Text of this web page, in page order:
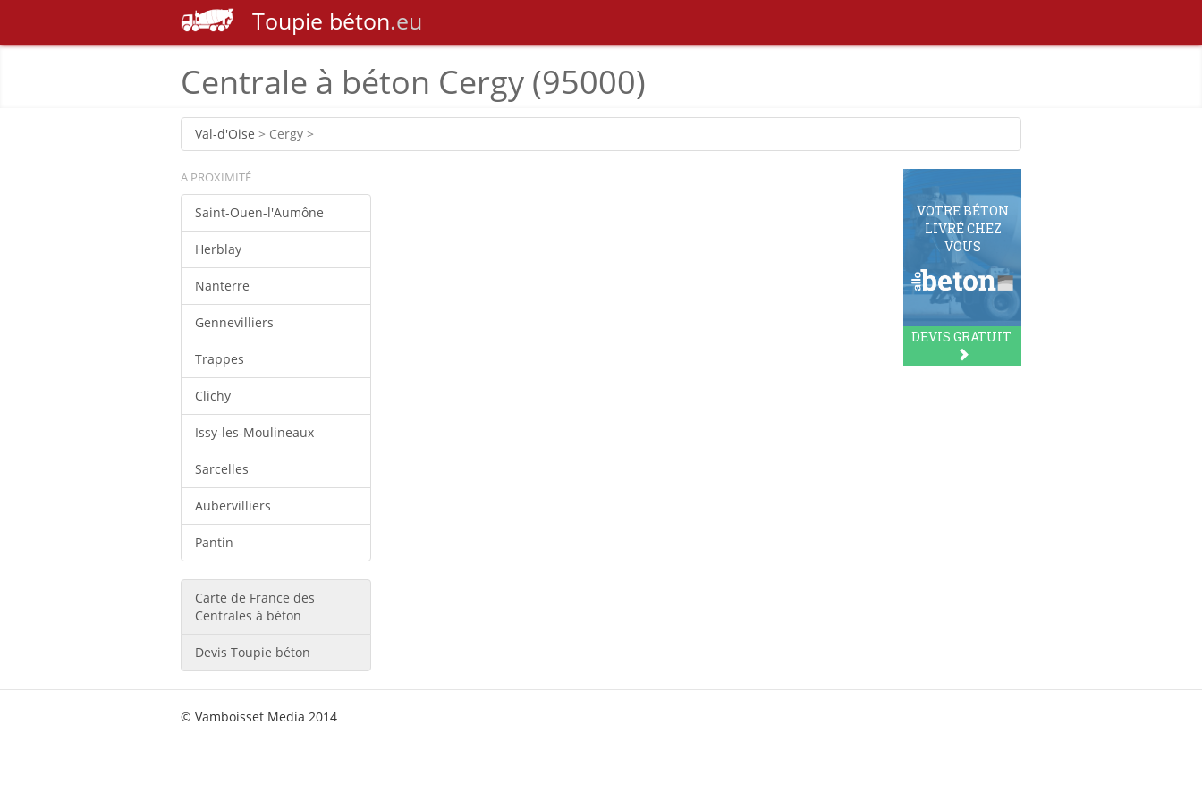
Toupie béton.eu
Centrale à béton Cergy (95000)
Val-d'Oise > Cergy >
A PROXIMITÉ
Saint-Ouen-l'Aumône
Herblay
Nanterre
Gennevilliers
Trappes
Clichy
Issy-les-Moulineaux
Sarcelles
Aubervilliers
Pantin
Carte de France des
Centrales à béton
Devis Toupie béton
VOTRE BÉTON
LIVRÉ CHEZ
VOUS
DEVIS GRATUIT
© Vamboisset Media 2014